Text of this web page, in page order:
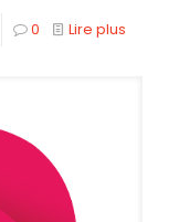
0 Lire plus